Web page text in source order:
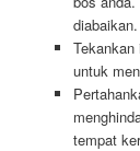
diabaikan.
untuk
tempat